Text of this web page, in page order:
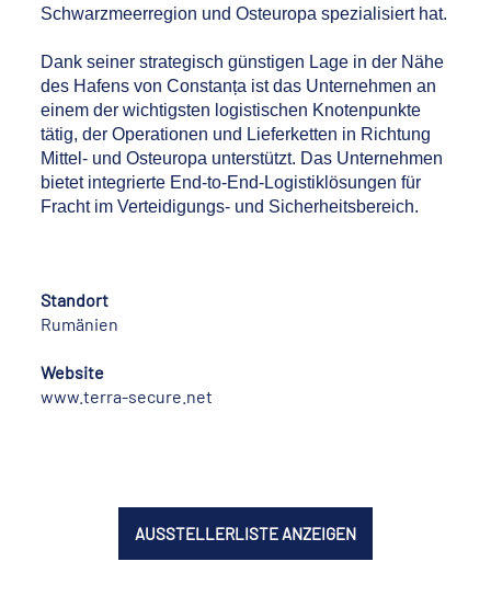
Schwarzmeerregion und Osteuropa spezialisiert hat.
Dank seiner strategisch günstigen Lage in der Nähe
des Hafens von Constanța ist das Unternehmen an
einem der wichtigsten logistischen Knotenpunkte
tätig, der Operationen und Lieferketten in Richtung
Mittel- und Osteuropa unterstützt. Das Unternehmen
bietet integrierte End-to-End-Logistiklösungen für
Fracht im Verteidigungs- und Sicherheitsbereich.
Standort
Rumänien
Website
www.terra-secure.net
AUSSTELLERLISTE ANZEIGEN